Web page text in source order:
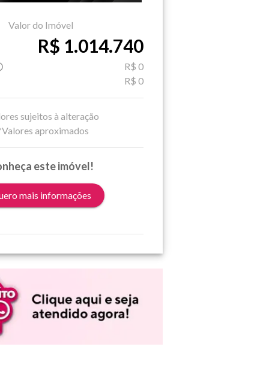
Valor do Imóvel
R$ 1.014.740
R$ 0
R$ 0
sujeitos à alteração
aproximados
este imóvel!
mais informações